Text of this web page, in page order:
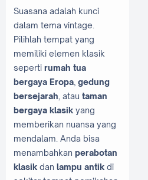
Suasana adalah kunci
dalam tema vintage.
Pilihlah tempat yang
memiliki elemen klasik
seperti rumah tua
bergaya Eropa gedung
bersejarah , atau taman
bergaya klasik yang
memberikan nuansa yang
mendalam. Anda bisa
menambahkan perabotan
klasik dan lampu antik di